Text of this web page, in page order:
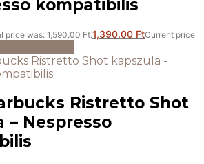
kompatibilis
price was: 1,590.00 Ft.1,390.00 FtCurrent price
Ristretto Shot
– Nespresso